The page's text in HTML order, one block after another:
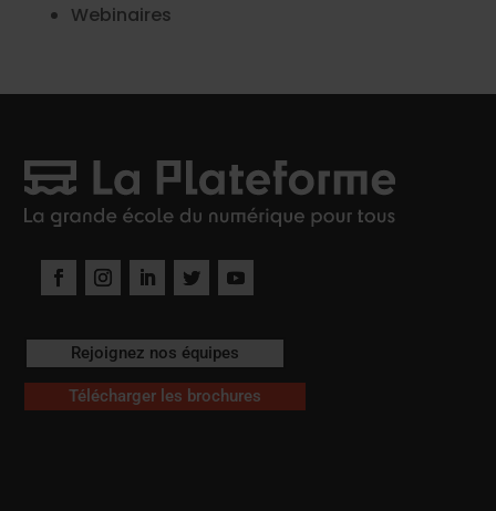
Webinaires
Rejoignez nos équipes
Télécharger les brochures